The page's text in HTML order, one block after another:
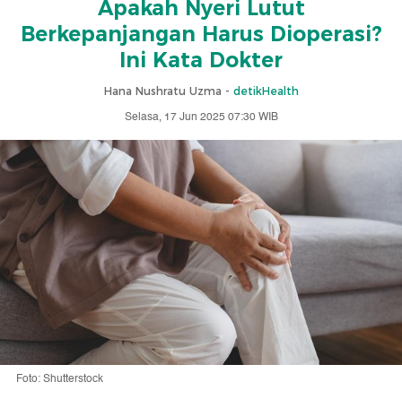
Apakah Nyeri Lutut
Berkepanjangan Harus Dioperasi?
Ini Kata Dokter
Hana Nushratu Uzma - detikHealth
Selasa, 17 Jun 2025 07:30 WIB
Foto: Shutterstock